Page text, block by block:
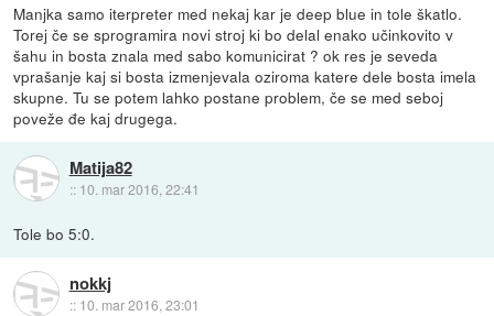
Manjka samo iterpreter med nekaj kar je deep blue in tole škatlo.
Torej če se sprogramira novi stroj ki bo delal enako učinkovito v
šahu in bosta znala med sabo komunicirat ? ok res je seveda
vprašanje kaj si bosta izmenjevala oziroma katere dele bosta imela
skupne. Tu se potem lahko postane problem, če se med seboj
poveže đe kaj drugega.
Matija82
:: 10. mar 2016, 22:41
Tole bo 5:0.
nokkj
:: 10. mar 2016, 23:01